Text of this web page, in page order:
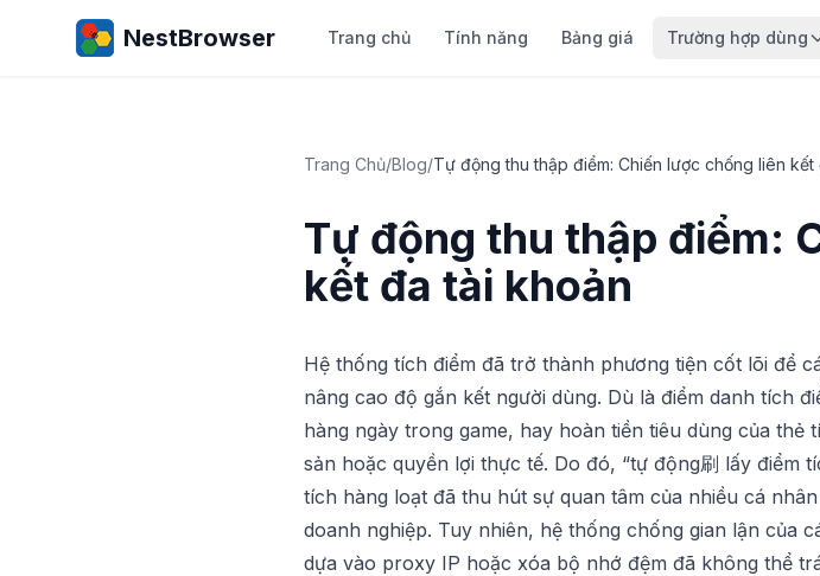
NestBrowser Trang chủ Tính năng Bảng giá Trường hợp dùng
Trang Chủ/Blog/Tự động thu thập điểm: Chiến lược chống liên kết
Tự động thu thập điểm:
kết đa tài khoản
Hệ thống tích điểm đã trở thành phương tiện cốt lõi để
nâng cao độ gắn kết người dùng. Dù là điểm danh tích
hàng ngày trong game, hay hoàn tiền tiêu dùng của thẻ
sản hoặc quyền lợi thực tế. Do đó, “tự động刷 lấy điểm
tích hàng loạt đã thu hút sự quan tâm của nhiều cá
doanh nghiệp. Tuy nhiên, hệ thống chống gian lận của
dựa vào proxy IP hoặc xóa bộ nhớ đệm đã không thể